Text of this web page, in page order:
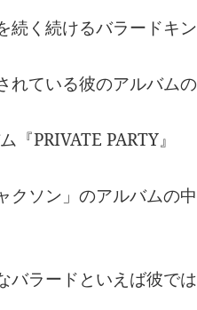
続く続けるバラードキン
れている彼のアルバムの
『PRIVATE PARTY』
クソン」のアルバムの
バラードといえば彼で